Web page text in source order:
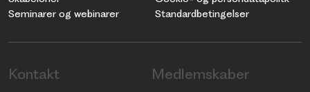
Seminarer og webinarer
Standardbetingelser
Kontakt Medlemskaber